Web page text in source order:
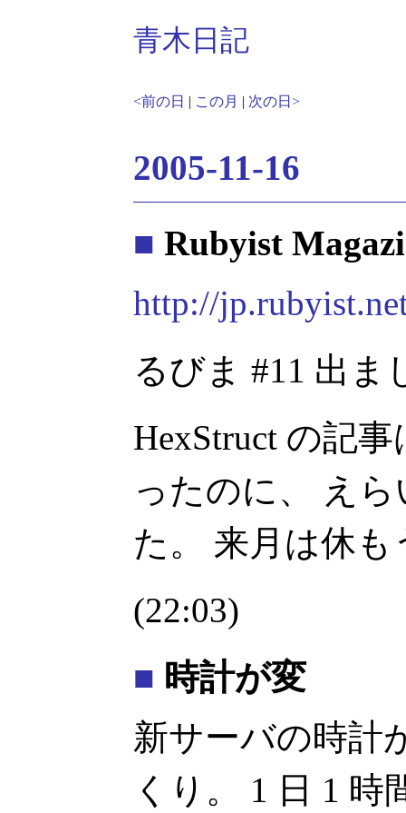
青木日記
<前の日 | この月 | 次の日>
2005-11-16
■ Rubyist
http://
るびま #11 出ま
HexStruct の記
ったのに、 え
た。 来月は休
(22:03)
■ 時計が変
新サーバの時計
くり。 1 日 1